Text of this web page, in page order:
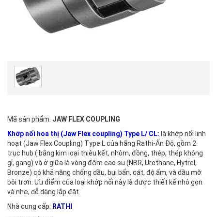
Mã sản phẩm: JAW FLEX COUPLING
Khớp nối hoa thị (Jaw Flex coupling) Type L/ CL: là khớp nối linh
hoạt (Jaw Flex Coupling) Type L của hãng Rathi-Ấn Độ, gồm 2
trục hub ( bằng kim loại thiêu kết, nhôm, đồng, thép, thép không
gỉ, gang) và ở giữa là vòng đệm cao su (NBR, Urethane, Hytrel,
Bronze) có khả năng chống dầu, bụi bẩn, cát, độ ẩm, và dầu mỡ
bôi trơn. Ưu điểm của loại khớp nối này là được thiết kế nhỏ gọn
và nhẹ, dễ dàng lắp đặt.
Nhà cung cấp: RATHI